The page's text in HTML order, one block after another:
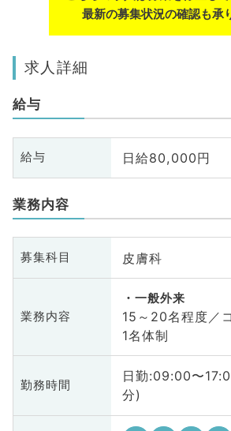
最新の募集状況の確認も承
求人詳細
給与
給与 日給80,000円
業務内容
募集科目 皮膚科
業務内容
一般外来
15～20名程度／
1名体制
勤務時間
日勤:09:00〜
分)